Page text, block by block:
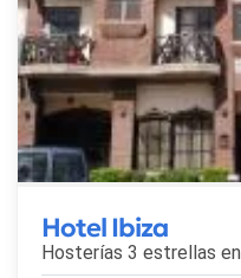
Hotel Ibiza
Hosterías 3 estrellas en